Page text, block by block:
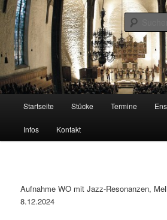
Zum
primären
Inhalt
springen
Westfälische
Barock im Jazz-Gewand
Startseite Stücke Termine
Infos Kontakt
Aufnahme WO mit Jazz-Resonanzen,
8.12.2024